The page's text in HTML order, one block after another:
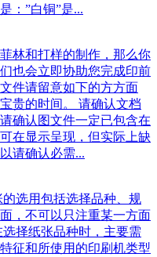
：”白铜”是...
林和打样的制作，那么你
也会立即协助您完成印前
件请留意如下的方方面
贵的时间。 请确认文档
确认图文件一定已包含在
在显示呈现，但实际上缺
请确认必需...
的选用包括选择品种、规
，不可以只注重某一方面
择纸张品种时，主要需
征和所使用的印刷机类型